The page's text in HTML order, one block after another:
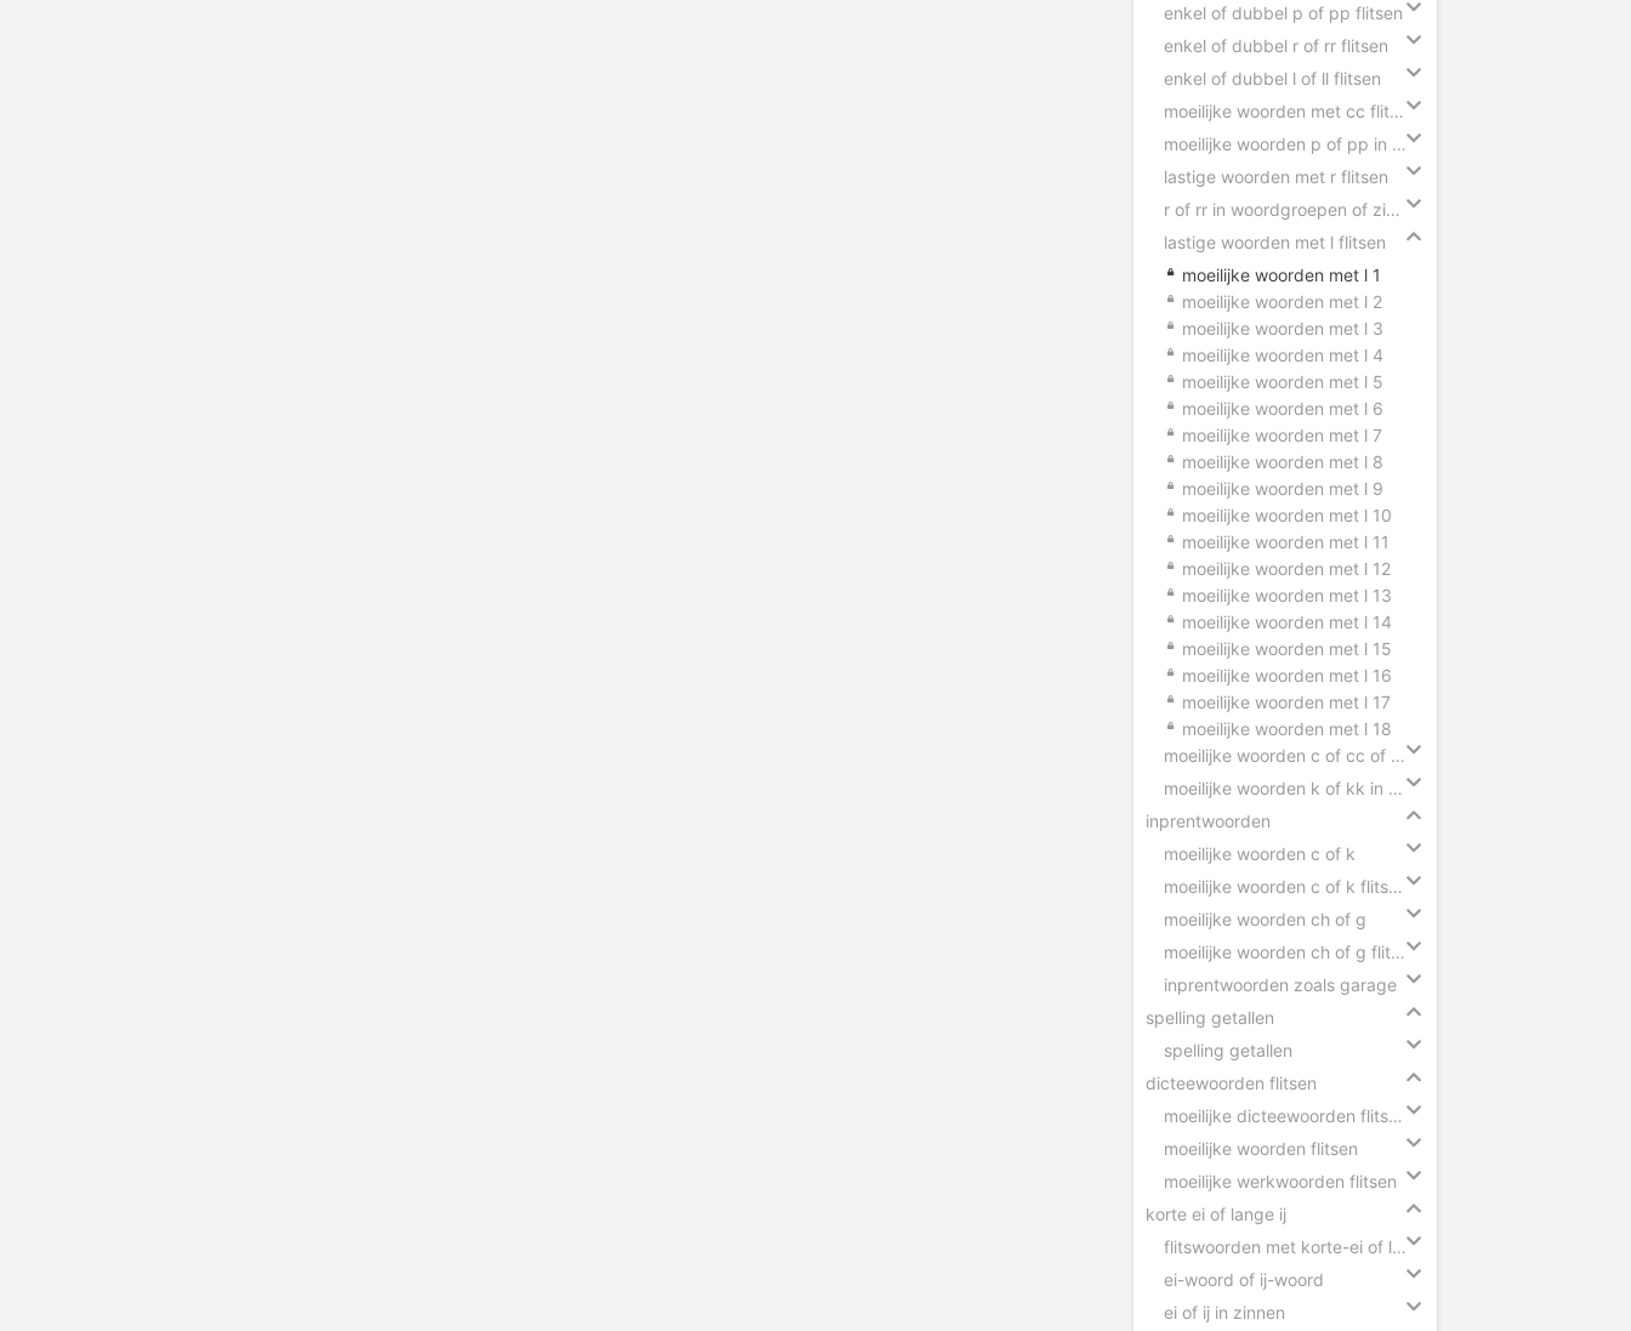
enkel of dubbel p of pp flitsen
enkel of dubbel r of rr flitsen
enkel of dubbel l of ll flitsen
moeilijke woorden met cc flitsen
moeilijke woorden p of pp in zinnen
lastige woorden met r flitsen
r of rr in woordgroepen of zinnen
lastige woorden met l flitsen
moeilijke woorden met l 1
moeilijke woorden met l 2
moeilijke woorden met l 3
moeilijke woorden met l 4
moeilijke woorden met l 5
moeilijke woorden met l 6
moeilijke woorden met l 7
moeilijke woorden met l 8
moeilijke woorden met l 9
moeilijke woorden met l 10
moeilijke woorden met l 11
moeilijke woorden met l 12
moeilijke woorden met l 13
moeilijke woorden met l 14
moeilijke woorden met l 15
moeilijke woorden met l 16
moeilijke woorden met l 17
moeilijke woorden met l 18
moeilijke woorden c of cc of ck in zinnen
moeilijke woorden k of kk in zinnen
inprentwoorden
moeilijke woorden c of k
moeilijke woorden c of k flitsen
moeilijke woorden ch of g
moeilijke woorden ch of g flitsen
inprentwoorden zoals garage
spelling getallen
spelling getallen
dicteewoorden flitsen
moeilijke dicteewoorden flitsen
moeilijke woorden flitsen
moeilijke werkwoorden flitsen
korte ei of lange ij
flitswoorden met korte-ei of lange-ij
ei-woord of ij-woord
ei of ij in zinnen